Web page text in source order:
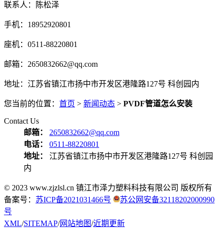
联系人：陈松泽
手机：18952920801
座机：0511-88220801
邮箱：2650832662@qq.com
地址：江苏省镇江市扬中市开发区港隆路127号 科创园内
您当前的位置： 首页 > 新闻动态 > PVDF管道怎么安装
Contact Us
邮箱：
2650832662@qq.com
电话：
0511-88220801
地址：
江苏省镇江市扬中市开发区港隆路127号 科创园
内
© 2023 www.zjzlsl.cn 镇江市泽力塑料科技有限公司 版权所有
备案号： 苏ICP备2021031466号
苏公网安备32118202000990
号
XML/SITEMAP/网站地图/近期更新